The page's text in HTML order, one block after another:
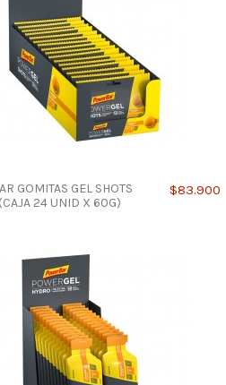
GOMITAS GEL SHOTS
24 UNID X 60G)
$83.900